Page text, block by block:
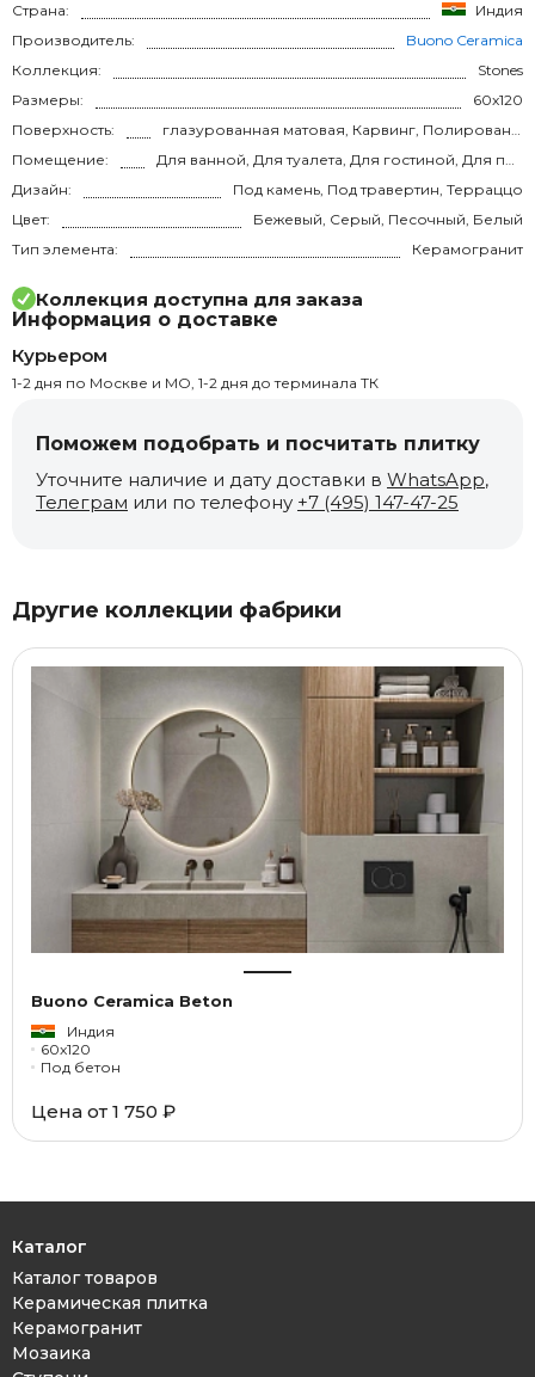
Страна:
Индия
Производитель:
Buono Ceramica
Коллекция:
Stones
Размеры:
60x120
Поверхность:
глазурованная матовая, Карвинг, Полированная, глазурованная матовая, карвинг
Помещение:
Для ванной, Для туалета, Для гостиной, Для прихожей, Для кухни, Для спальни, на теплый пол
Дизайн:
Под камень, Под травертин, Терраццо
Цвет:
Бежевый, Серый, Песочный, Белый
Тип элемента:
Керамогранит
Коллекция доступна для заказа
Информация о доставке
Курьером
1-2 дня по Москве и МО, 1-2 дня до терминала ТК
Поможем подобрать и посчитать плитку
Уточните наличие и дату доставки в WhatsApp,
Телеграм или по телефону +7 (495) 147-47-25
Другие коллекции фабрики
Buono Ceramica Beton
Индия
60x120
Под бетон
Цена от 1 750 ₽
Каталог
Каталог товаров
Керамическая плитка
Керамогранит
Мозаика